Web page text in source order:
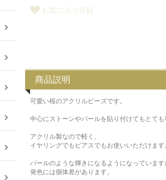
お気に入り登録
商品説明
可愛い桜のアクリルビーズです。
中心にストーンやパールを貼り付けてもとても
アクリル製なので軽く、
イヤリングでもピアスでもお使いいただけます
パールのような輝きになるようになっています
発色には個体差があります。